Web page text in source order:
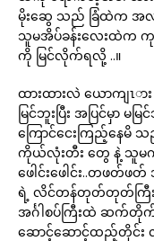
မိုးဆွေ သည် ခြံထဲက အ
သူမအိပ်ခန်းလေးထဲက ကုတ
ကို မြင်လိုက်ရလို့ ..။
ထားထားလဲ ယောကျၤာ
မြင်ဘူးပြီး အပြင်မှာ
ကြောင်ငေးကြည့်နေမိ
ကိုယ်လုံးတီး တွေ နဲ့ သူမ
ဖေါင်းဖေါင်း..တဖတ်
ရဲ့ လိင်တန်တုတ်တုတ်ကြီး
အင်္ဂါစပ်ကြီးထဲ ဆက်
ဆောင့်ဆောင့်ထည့်တိုင်း